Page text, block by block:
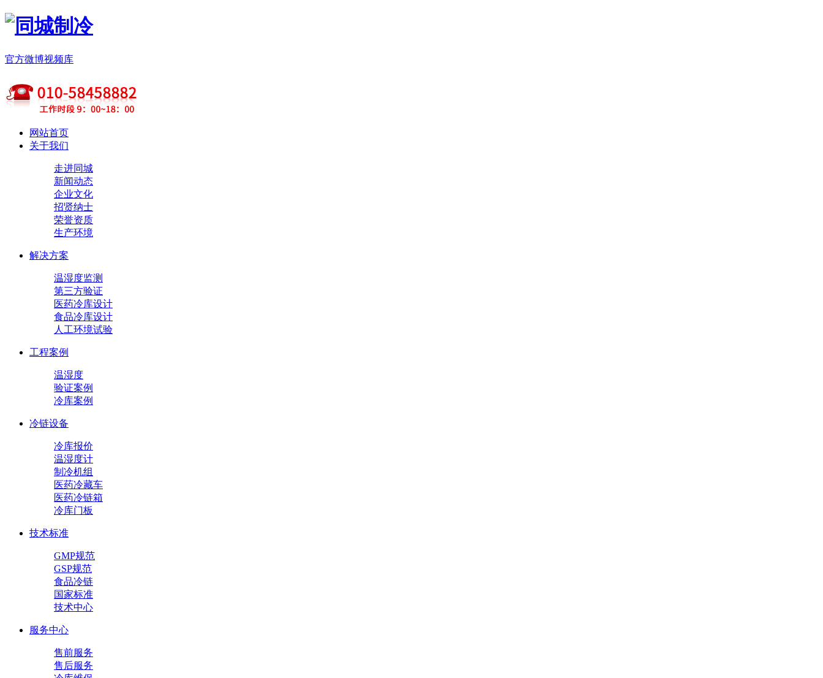
官方微博视频库
网站首页
关于我们
走进同城
新闻动态
企业文化
招贤纳士
荣誉资质
生产环境
解决方案
温湿度监测
第三方验证
医药冷库设计
食品冷库设计
人工环境试验
工程案例
温湿度
验证案例
冷库案例
冷链设备
冷库报价
温湿度计
制冷机组
医药冷藏车
医药冷链箱
冷库门板
技术标准
GMP规范
GSP规范
食品冷链
国家标准
技术中心
服务中心
售前服务
售后服务